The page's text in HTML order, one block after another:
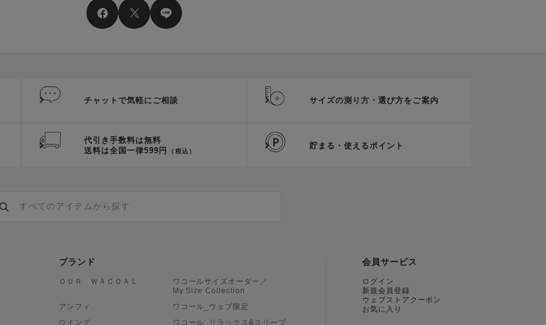
チャットで気軽にご相談 サイズの測り方・選び方をご案内
代引き手数料は無料
送料は全国一律599円
（税込）
貯まる・使えるポイント
ブランド
ＯＵＲ ＷＡＣＯＡＬ
アンフィ
ウイング
ワコールサイズオーダー／
My Size Collection
ワコール_ウェブ限定
ワコール_リラックス&スリープ
会員サービス
ログイン
新規会員登録
ウェブストアクーポン
お気に入り